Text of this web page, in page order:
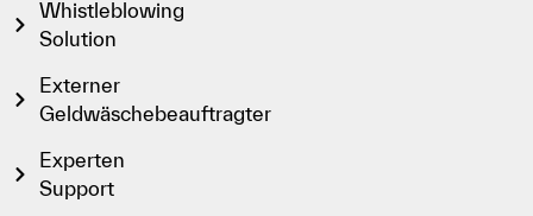
Whistleblowing
Solution
Externer
Geldwäschebeauftragter
Experten
Support